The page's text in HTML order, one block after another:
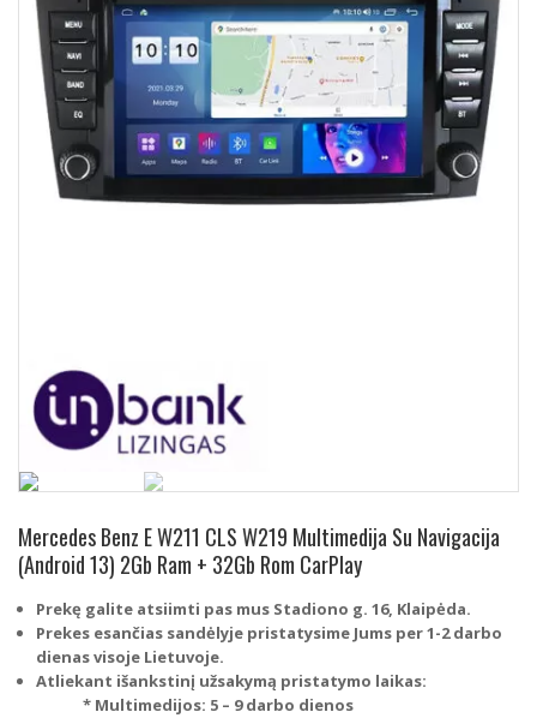
Mercedes Benz E W211 CLS W219 Multimedija Su Navigacija
(Android 13) 2Gb Ram + 32Gb Rom CarPlay
Prekę galite atsiimti pas mus Stadiono g. 16, Klaipėda.
Prekes esančias sandėlyje pristatysime Jums per 1-2 darbo
dienas visoje Lietuvoje.
Atliekant išankstinį užsakymą pristatymo laikas:
* Multimedijos: 5 – 9 darbo dienos